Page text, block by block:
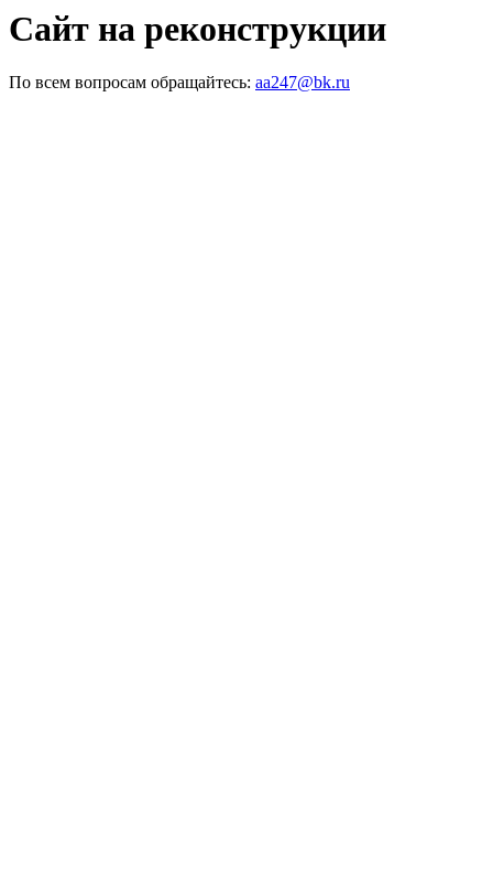
Сайт на реконструкции
По всем вопросам обращайтесь: aa247@bk.ru